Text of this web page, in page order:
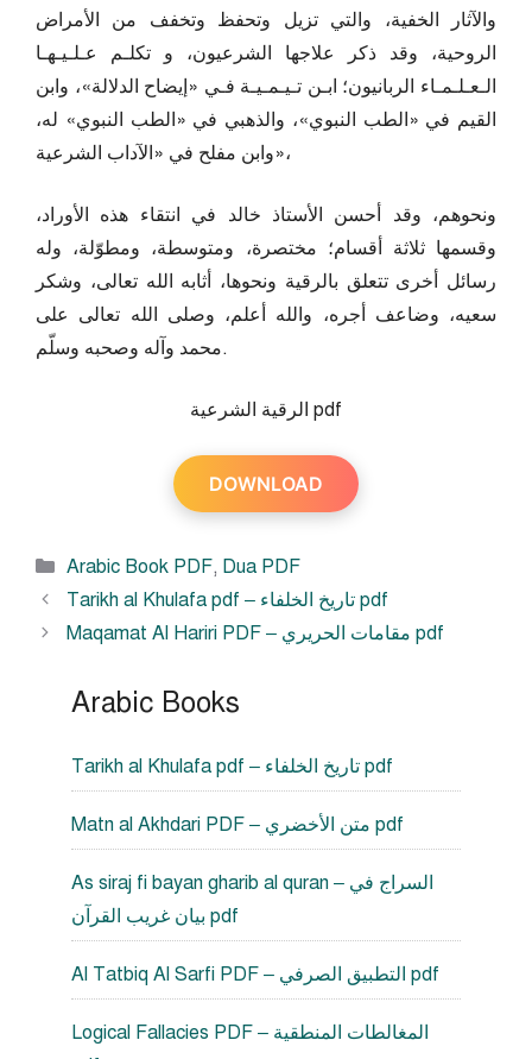
والآثار الخفية، والتي تزيل وتحفظ وتخفف من الأمراض
الروحية، وقد ذكر علاجها الشرعيون، و تكلـم عـلـيـهـا
الـعـلـمـاء الربانيون؛ ابـن تـيـمـيـة فـي «إيضاح الدلالة»، وابن
القيم في «الطب النبوي»، والذهبي في «الطب النبوي» له،
وابن مفلح في «الآداب الشرعية»،
ونحوهم، وقد أحسن الأستاذ خالد في انتقاء هذه الأوراد،
وقسمها ثلاثة أقسام؛ مختصرة، ومتوسطة، ومطوّلة، وله
رسائل أخرى تتعلق بالرقية ونحوها، أثابه الله تعالى، وشكر
سعيه، وضاعف أجره، والله أعلم، وصلى الله تعالى على
محمد وآله وصحبه وسلّم.
الرقية الشرعية pdf
DOWNLOAD
Categories
Arabic Book PDF, Dua PDF
Tarikh al Khulafa pdf – تاريخ الخلفاء pdf
Maqamat Al Hariri PDF – مقامات الحريري pdf
Arabic Books
Tarikh al Khulafa pdf – تاريخ الخلفاء pdf
Matn al Akhdari PDF – متن الأخضري pdf
As siraj fi bayan gharib al quran – السراج في
بيان غريب القرآن pdf
Al Tatbiq Al Sarfi PDF – التطبيق الصرفي pdf
Logical Fallacies PDF – المغالطات المنطقية